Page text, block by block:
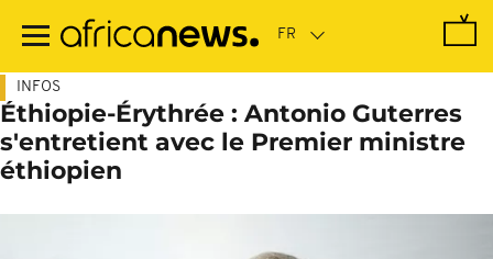
contenu
INFOS
Éthiopie-Érythrée : Antonio Guterres
s'entretient avec le Premier ministre
éthiopien